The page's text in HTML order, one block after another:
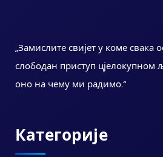
„Замислите свијет у коме свака
слободан приступ цјелокупном
оно на чему ми радимо.“
Категорије